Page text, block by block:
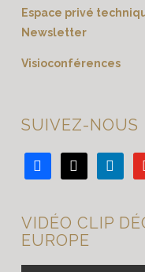
Espace privé
Newsletter
Visioconférences
SUIVEZ-NOUS
facebook linkedin
VIDÉO CLIP
EUROPE